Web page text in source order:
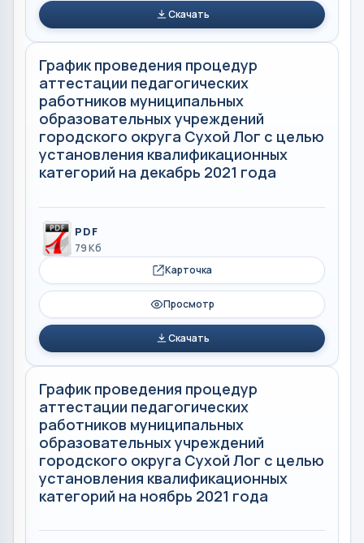
Скачать
График проведения процедур
аттестации педагогических
работников муниципальных
образовательных учреждений
городского округа Сухой Лог с целью
установления квалификационных
категорий на декабрь 2021 года
PDF
79 Кб
Карточка
Просмотр
Скачать
График проведения процедур
аттестации педагогических
работников муниципальных
образовательных учреждений
городского округа Сухой Лог с целью
установления квалификационных
категорий на ноябрь 2021 года